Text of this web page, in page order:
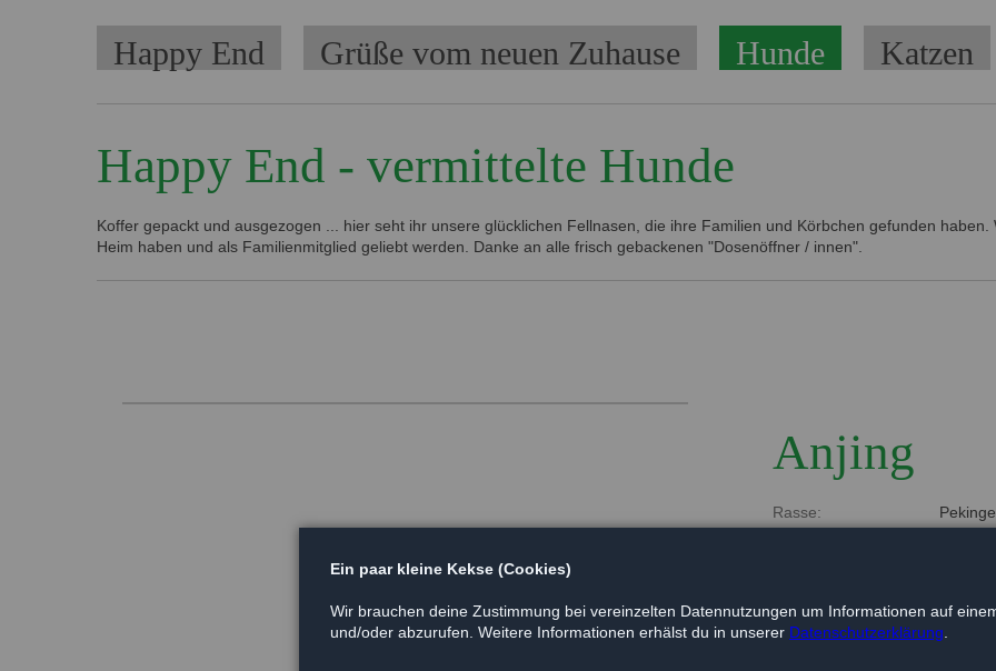
überspringen
Happy End Grüße vom neuen Zuhause Hunde Katzen
Happy End - vermittelte Hunde
Koffer gepackt und ausgezogen ... hier seht ihr unsere glücklichen Fellnasen, die ihre Familien und Körbchen gefunden
Heim haben und als Familienmitglied geliebt werden. Danke an alle frisch gebackenen "Dosenöffner / innen".
Anjing
Rasse:
Kurzbeschreibung:
Ein paar kleine Kekse (Cookies)
Wir brauchen deine Zustimmung bei vereinzelten Datennutzungen um Informationen auf
und/oder abzurufen. Weitere Informationen erhälst du in unserer Datenschutzerklärung